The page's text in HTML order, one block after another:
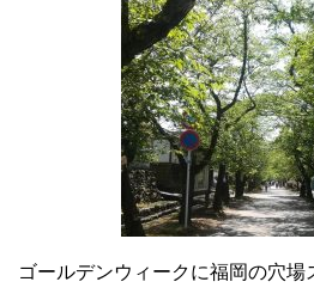
ゴールデンウィークに福岡の穴